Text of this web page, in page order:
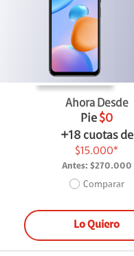
Ahora Desde
Pie $0
+18 cuotas de
$15.000*
Antes: $270.000
Comparar
Lo Quiero